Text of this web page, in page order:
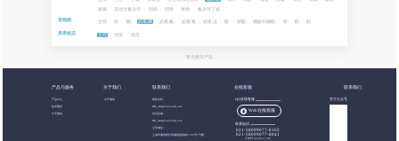
其他含氮杂环 吲唑 咪唑 氮杂环丁烷
官能团 全部 腈 酮 卤素:碘 卤素:氟 卤素:氯 卤素:溴 酯 羧酸 硼酸和硼酯 胺 醛
库库状态 全部 现货 期货
暂无相关产品
产品与服务 关于我们 联系我们 在线客服 联系我们
产品中心
技术服务
分子砌块
关于都创
商务合作：
BB_sales@birdotech.com
意见反馈：
BB_sales@birdotech.com
公司地址：
上海市浦东新区周浦镇蓝靛路1199号1号楼
QQ在线客服
Web在线客服
联系电话
021-58099077-8102
021-58099077-8041
工作日 09:00-17:00
官方公众号